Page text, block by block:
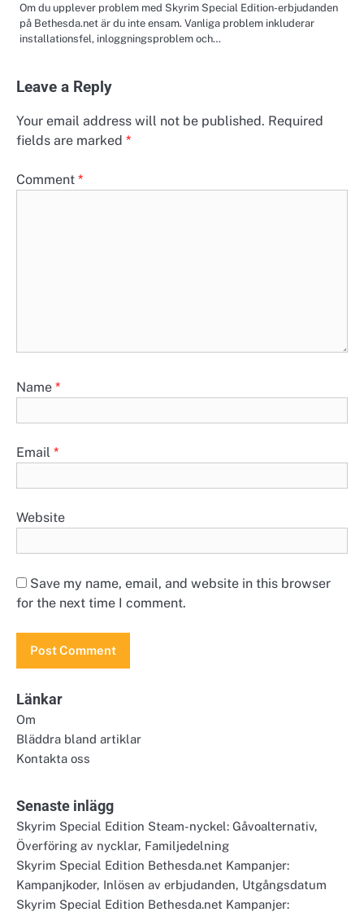
Om du upplever problem med Skyrim Special Edition-erbjudanden
på Bethesda.net är du inte ensam. Vanliga problem inkluderar
installationsfel, inloggningsproblem och…
Leave a Reply
Your email address will not be published. Required
fields are marked *
Comment *
Name *
Email *
Website
Save my name, email, and website in this browser
for the next time I comment.
Länkar
Om
Bläddra bland artiklar
Kontakta oss
Senaste inlägg
Skyrim Special Edition Steam-nyckel: Gåvoalternativ,
Överföring av nycklar, Familjedelning
Skyrim Special Edition Bethesda.net Kampanjer:
Kampanjkoder, Inlösen av erbjudanden, Utgångsdatum
Skyrim Special Edition Bethesda.net Kampanjer: